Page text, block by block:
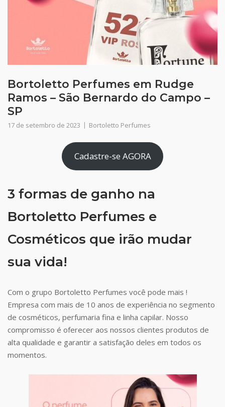
Bortoletto Perfumes em Rudge
Ramos – São Bernardo do Campo –
SP
17 de setembro de 2023 Bortoletto Perfumes
Cadastre-se AGORA
3 formas de ganho na
Bortoletto Perfumes e
Cosméticos que irão mudar
sua vida!
Com o grupo Bortoletto Perfumes você pode mais !
Empresa com mais de 10 anos de experiência no segmento
de cosméticos, perfumaria fina e linha capilar. Nosso
compromisso é oferecer aos nossos clientes produtos de
alta qualidade e garantir a satisfação deles em todos os
momentos.